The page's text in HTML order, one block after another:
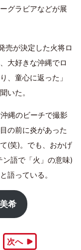
グラビアなどが展
売が決定した火将ロ
大好きな沖縄でロ
、童心に返った」
いた。
縄のビーチで撮影
の前に炎があった
(笑)。でも、おかげ
ン語で「火」の意味)
語っている。
希
次へ